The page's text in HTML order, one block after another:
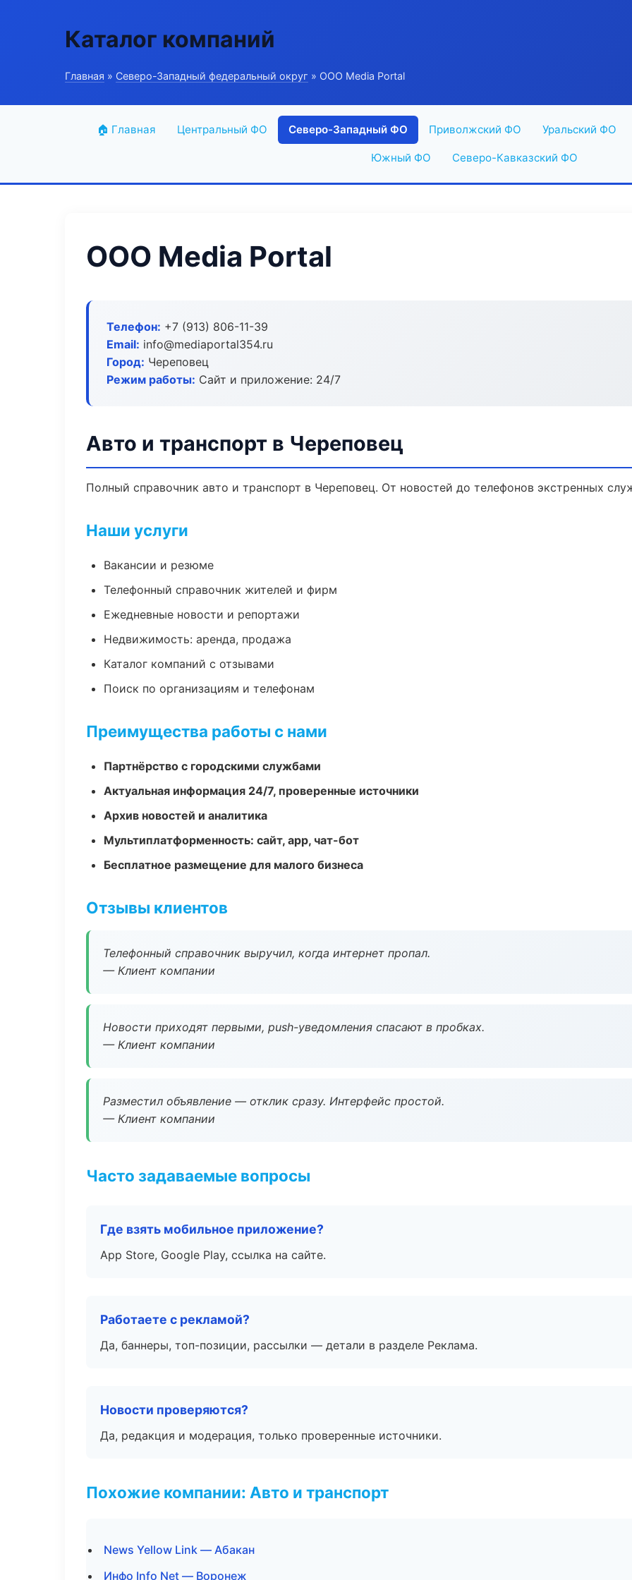
Каталог компаний
Главная » Северо-Западный федеральный округ » ООО Media Portal
🏠 Главная Центральный ФО Северо-Западный ФО Приволжский ФО Уральский ФО
Южный ФО Северо-Кавказский ФО
ООО Media Portal
Телефон: +7 (913) 806-11-39
Email: info@mediaportal354.ru
Город: Череповец
Режим работы: Сайт и приложение: 24/7
Авто и транспорт в Череповец
Полный справочник авто и транспорт в Череповец. От новостей до телефонов экстренных
Наши услуги
Вакансии и резюме
Телефонный справочник жителей и фирм
Ежедневные новости и репортажи
Недвижимость: аренда, продажа
Каталог компаний с отзывами
Поиск по организациям и телефонам
Преимущества работы с нами
Партнёрство с городскими службами
Актуальная информация 24/7, проверенные источники
Архив новостей и аналитика
Мультиплатформенность: сайт, app, чат-бот
Бесплатное размещение для малого бизнеса
Отзывы клиентов
Телефонный справочник выручил, когда интернет пропал.
— Клиент компании
Новости приходят первыми, push-уведомления спасают в пробках.
— Клиент компании
Разместил объявление — отклик сразу. Интерфейс простой.
— Клиент компании
Часто задаваемые вопросы
Где взять мобильное приложение?
App Store, Google Play, ссылка на сайте.
Работаете с рекламой?
Да, баннеры, топ-позиции, рассылки — детали в разделе Реклама.
Новости проверяются?
Да, редакция и модерация, только проверенные источники.
Похожие компании: Авто и транспорт
News Yellow Link — Абакан
Инфо Info Net — Воронеж